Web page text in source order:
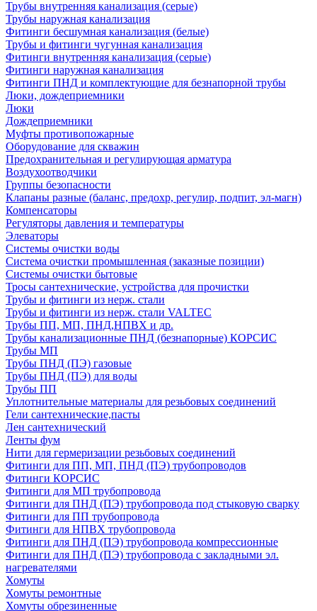
Трубы внутренняя канализация (серые)
Трубы наружная канализация
Фитинги бесшумная канализация (белые)
Трубы и фитинги чугунная канализация
Фитинги внутренняя канализация (серые)
Фитинги наружная канализация
Фитинги ПНД и комплектующие для безнапорной трубы
Люки, дождеприемники
Люки
Дождеприемники
Муфты противопожарные
Оборудование для скважин
Предохранительная и регулирующая арматура
Воздухоотводчики
Группы безопасности
Клапаны разные (баланс, предохр, регулир, подпит, эл-магн)
Компенсаторы
Регуляторы давления и температуры
Элеваторы
Системы очистки воды
Система очистки промышленная (заказные позиции)
Системы очистки бытовые
Тросы сантехнические, устройства для прочистки
Трубы и фитинги из нерж. стали
Трубы и фитинги из нерж. стали VALTEC
Трубы ПП, МП, ПНД,НПВХ и др.
Трубы канализационные ПНД (безнапорные) КОРСИС
Трубы МП
Трубы ПНД (ПЭ) газовые
Трубы ПНД (ПЭ) для воды
Трубы ПП
Уплотнительные материалы для резьбовых соединений
Гели сантехнические,пасты
Лен сантехнический
Ленты фум
Нити для гермеризации резьбовых соединений
Фитинги для ПП, МП, ПНД (ПЭ) трубопроводов
Фитинги КОРСИС
Фитинги для МП трубопровода
Фитинги для ПНД (ПЭ) трубопровода под стыковую сварку
Фитинги для ПП трубопровода
Фитинги для НПВХ трубопровода
Фитинги для ПНД (ПЭ) трубопровода компрессионные
Фитинги для ПНД (ПЭ) трубопровода с закладными эл.
нагревателями
Хомуты
Хомуты ремонтные
Хомуты обрезиненные